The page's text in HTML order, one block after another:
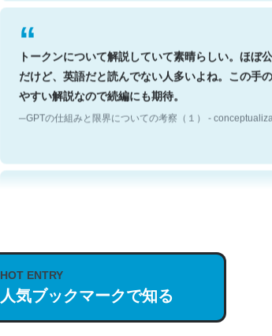
トークンについて解説していて素晴らしい。ほぼ
だけど、英語だと読んでない人多いよね。この手
やすい解説なので続編にも期待。
─GPTの仕組みと限界についての考察（１） -
HOT ENTRY
人気ブックマークで知る